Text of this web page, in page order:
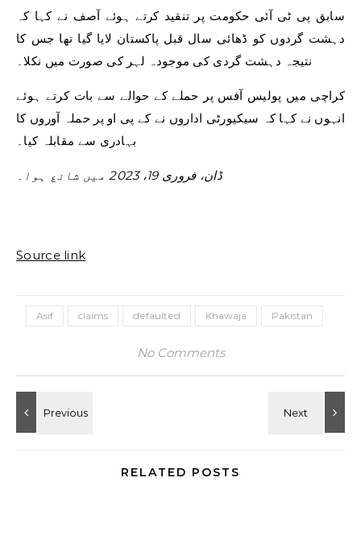
سابق پی ٹی آئی حکومت پر تنقید کرتے ہوئے آصف نے کہا کہ
دہشت گردوں کو ڈھائی سال قبل پاکستان لایا گیا تھا جس کا
نتیجہ دہشت گردی کی موجودہ لہر کی صورت میں نکلا۔
کراچی میں پولیس آفس پر حملے کے حوالے سے بات کرتے ہوئے
انہوں نے کہا کہ سیکیورٹی اداروں نے کے پی او پر حملہ آوروں کا
بہادری سے مقابلہ کیا۔
ڈان، فروری 19، 2023 میں شائع ہوا۔
Source link
Asif claims defaulted Khawaja Pakistan
No Comments
RELATED POSTS